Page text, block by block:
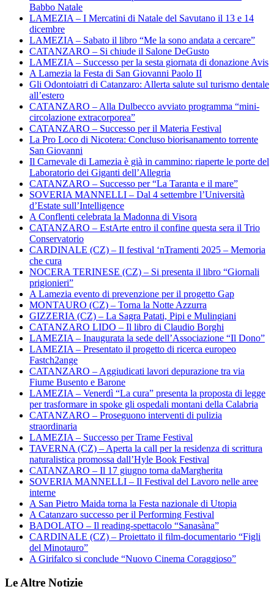
Babbo Natale
LAMEZIA – I Mercatini di Natale del Savutano il 13 e 14
dicembre
LAMEZIA – Sabato il libro “Me la sono andata a cercare”
CATANZARO – Si chiude il Salone DeGusto
LAMEZIA – Successo per la sesta giornata di donazione Avis
A Lamezia la Festa di San Giovanni Paolo II
Gli Odontoiatri di Catanzaro: Allerta salute sul turismo dentale
all’estero
CATANZARO – Alla Dulbecco avviato programma “mini-
circolazione extracorporea”
CATANZARO – Successo per il Materia Festival
La Pro Loco di Nicotera: Concluso biorisanamento torrente
San Giovanni
Il Carnevale di Lamezia è già in cammino: riaperte le porte del
Laboratorio dei Giganti dell’Allegria
CATANZARO – Successo per “La Taranta e il mare”
SOVERIA MANNELLI – Dal 4 settembre l’Università
d’Estate sull’Intelligence
A Conflenti celebrata la Madonna di Visora
CATANZARO – EstArte entro il confine questa sera il Trio
Conservatorio
CARDINALE (CZ) – Il festival ‘nTramenti 2025 – Memoria
che cura
NOCERA TERINESE (CZ) – Si presenta il libro “Giornali
prigionieri”
A Lamezia evento di prevenzione per il progetto Gap
MONTAURO (CZ) – Torna la Notte Azzurra
GIZZERIA (CZ) – La Sagra Patati, Pipi e Mulingiani
CATANZARO LIDO – Il libro di Claudio Borghi
LAMEZIA – Inaugurata la sede dell’Associazione “Il Dono”
LAMEZIA – Presentato il progetto di ricerca europeo
Fastch2ange
CATANZARO – Aggiudicati lavori depurazione tra via
Fiume Busento e Barone
LAMEZIA – Venerdì “La cura” presenta la proposta di legge
per trasformare in spoke gli ospedali montani della Calabria
CATANZARO – Proseguono interventi di pulizia
straordinaria
LAMEZIA – Successo per Trame Festival
TAVERNA (CZ) – Aperta la call per la residenza di scrittura
naturalistica promossa dall’Hyle Book Festival
CATANZARO – Il 17 giugno torna daMargherita
SOVERIA MANNELLI – Il Festival del Lavoro nelle aree
interne
A San Pietro Maida torna la Festa nazionale di Utopia
A Catanzaro successo per il Performing Festival
BADOLATO – Il reading-spettacolo “Sanasàna”
CARDINALE (CZ) – Proiettato il film-documentario “Figli
del Minotauro”
A Girifalco si conclude “Nuovo Cinema Coraggioso”
Le Altre Notizie